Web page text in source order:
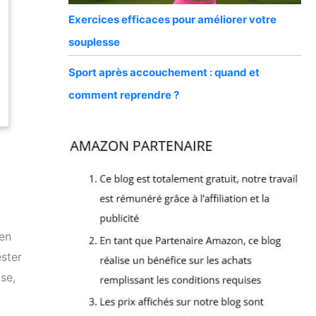
Exercices efficaces pour améliorer votre
souplesse
Sport après accouchement : quand et
comment reprendre ?